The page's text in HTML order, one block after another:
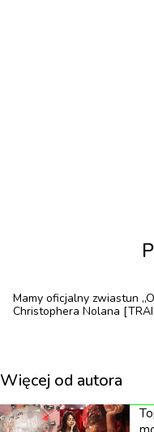
Mamy oficjalny zwiastun
Christophera Nolana
Więcej od autora